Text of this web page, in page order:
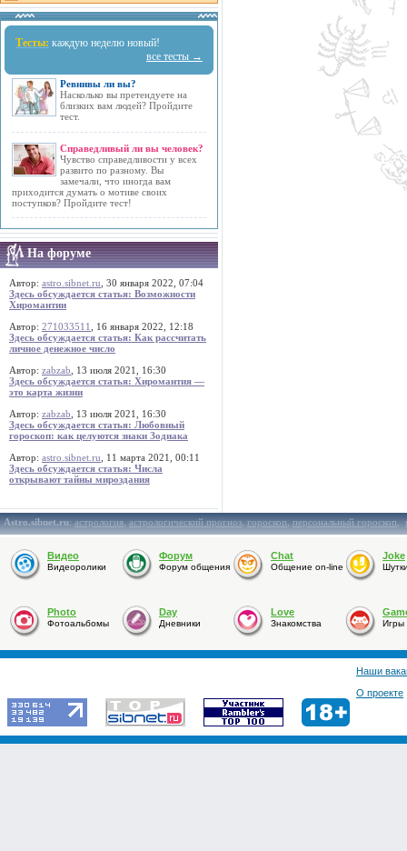
Тесты: каждую неделю новый!
все тесты →
Ревнивы ли вы?
Насколько вы претендуете на
близких вам людей? Пройдите
тест.
Справедливый ли вы человек?
Чувство справедливости у всех
развито по разному. Вы
замечали, что иногда вам
приходится думать о мотиве своих
поступков? Пройдите тест!
На форуме
Автор: astro.sibnet.ru , 30 января 2022, 07:04
Здесь обсуждается статья: Возможности
Хиромантии
Автор: 271033511
, 16 января 2022, 12:18
Здесь обсуждается статья: Как рассчитать
личное денежное число
Автор: zabzab , 13 июля 2021, 16:30
Здесь обсуждается статья: Хиромантия —
это карта жизни
Автор: zabzab , 13 июля 2021, 16:30
Здесь обсуждается статья: Любовный
гороскоп: как целуются знаки Зодиака
Автор: astro.sibnet.ru , 11 марта 2021, 00:11
Здесь обсуждается статья: Числа
открывают тайны мироздания
Astro.sibnet.ru:астрология,астрологический прогноз,гороскоп,персональный гороскоп,
Видео
Видеоролики
Форум
Форум общения
Chat
Общение on-line
Joke
Photo
Фотоальбомы
Day
Дневники
Love
Знакомства Игры
Наши
О проекте